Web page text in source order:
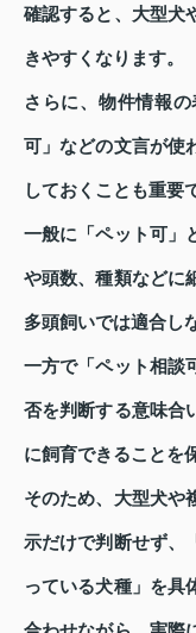
確認すると、大型犬
きやすくなります。
さらに、物件情報
可」などの文言が使
しておくことも重要
一般に「ペット可」
や頭数、種類などに
多頭飼いでは適合し
一方で「ペット相談
否を判断する意味合
に飼育できることを
そのため、大型犬や
示だけで判断せず、
っている犬種」を具